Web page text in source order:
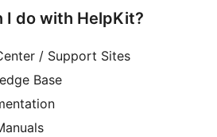
I do with HelpKit?
/ Support Sites
Base